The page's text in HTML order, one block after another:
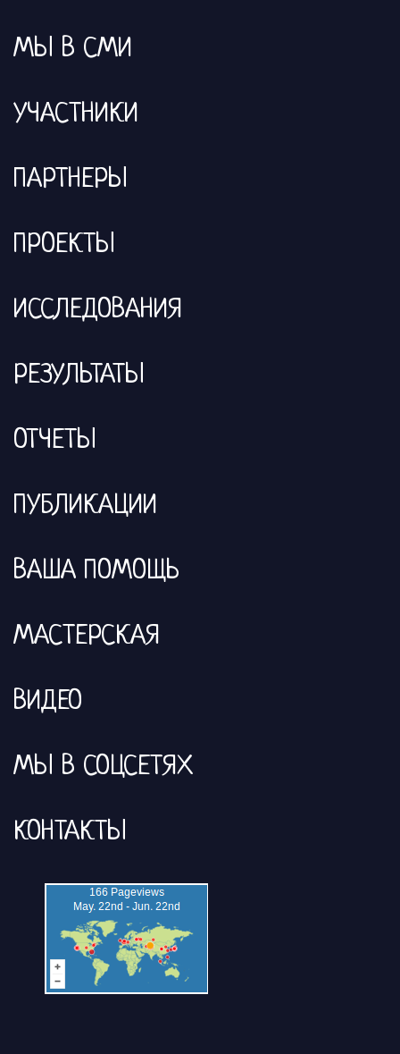
МЫ В СМИ
УЧАСТНИКИ
ПАРТНЕРЫ
ПРОЕКТЫ
ИССЛЕДОВАНИЯ
РЕЗУЛЬТАТЫ
ОТЧЕТЫ
ПУБЛИКАЦИИ
ВАША ПОМОЩЬ
МАСТЕРСКАЯ
ВИДЕО
МЫ В СОЦСЕТЯХ
КОНТАКТЫ